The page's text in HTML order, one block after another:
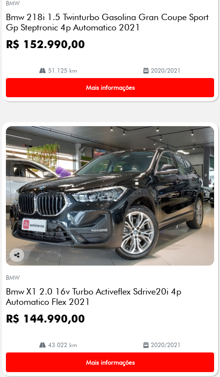
arti
lhe
BMW
Bmw 218i 1.5 Twinturbo Gasolina Gran Coupe Sport
Gp Steptronic 4p Automatico 2021
R$ 152.990,00
51.125 km 2020/2021
Mais informações
Co
arti
lhe
BMW
Bmw X1 2.0 16v Turbo Activeflex Sdrive20i 4p
Automatico Flex 2021
R$ 144.990,00
43.022 km 2020/2021
Mais informações